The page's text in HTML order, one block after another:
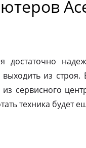
достаточно
из
сервисного
техника будет